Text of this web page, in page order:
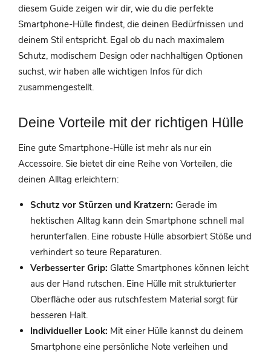
diesem Guide zeigen wir dir, wie du die perfekte
Smartphone-Hülle findest, die deinen Bedürfnissen und
deinem Stil entspricht. Egal ob du nach maximalem
Schutz, modischem Design oder nachhaltigen Optionen
suchst, wir haben alle wichtigen Infos für dich
zusammengestellt.
Deine Vorteile mit der richtigen Hülle
Eine gute Smartphone-Hülle ist mehr als nur ein
Accessoire. Sie bietet dir eine Reihe von Vorteilen, die
deinen Alltag erleichtern:
Schutz vor Stürzen und Kratzern: Gerade im
hektischen Alltag kann dein Smartphone schnell mal
herunterfallen. Eine robuste Hülle absorbiert Stöße und
verhindert so teure Reparaturen.
Verbesserter Grip: Glatte Smartphones können leicht
aus der Hand rutschen. Eine Hülle mit strukturierter
Oberfläche oder aus rutschfestem Material sorgt für
besseren Halt.
Individueller Look: Mit einer Hülle kannst du deinem
Smartphone eine persönliche Note verleihen und